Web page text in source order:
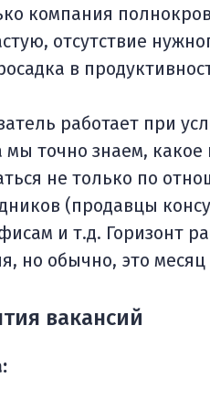
компания
отсутствие
в
работает при
мы точно знаем,
не только по
(продавцы
и т.д. Горизонт
но обычно, это
вакансий